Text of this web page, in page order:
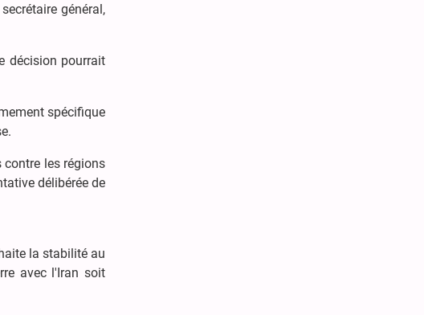
général,
décision pourrait
spécifique
les régions
délibérée de
la stabilité au
avec l'Iran soit